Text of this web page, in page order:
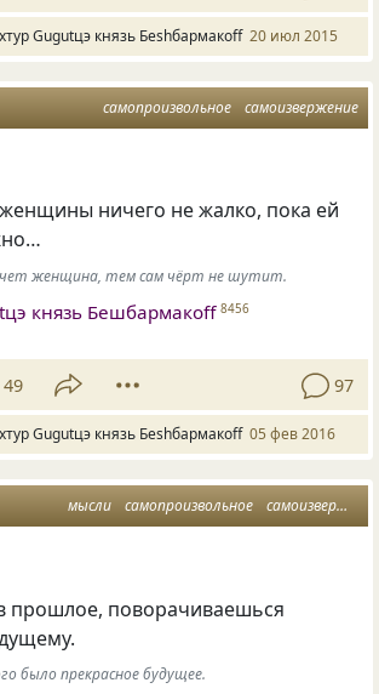
Gugutцэ князь Беshбармакоff 20 июл 2015
самопроизвольное самоизвержение
ничего не жалко, пока ей
женщина, тем сам чёрт не шутит.
князь Бешбармакоff 8456
49 97
Gugutцэ князь Беshбармакоff 05 фев 2016
мысли самопроизвольное самоизвержение
прошлое, поворачиваешься
было прекрасное будущее.